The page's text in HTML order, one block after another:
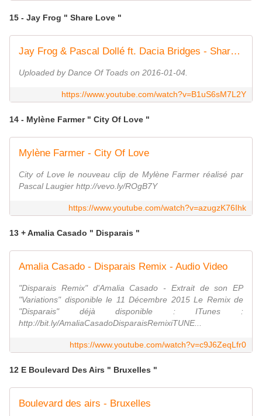
15 - Jay Frog " Share Love "
Jay Frog & Pascal Dollé ft. Dacia Bridges - Share Love
Uploaded by Dance Of Toads on 2016-01-04.
https://www.youtube.com/watch?v=B1uS6sM7L2Y
14 - Mylène Farmer " City Of Love "
Mylène Farmer - City Of Love
City of Love le nouveau clip de Mylène Farmer réalisé par
Pascal Laugier http://vevo.ly/ROgB7Y
https://www.youtube.com/watch?v=azugzK76Ihk
13 + Amalia Casado " Disparais "
Amalia Casado - Disparais Remix - Audio Video
"Disparais Remix" d'Amalia Casado - Extrait de son EP
"Variations" disponible le 11 Décembre 2015 Le Remix de
"Disparais" déjà disponible : ITunes :
http://bit.ly/AmaliaCasadoDisparaisRemixiTUNE...
https://www.youtube.com/watch?v=c9J6ZeqLfr0
12 E Boulevard Des Airs " Bruxelles "
Boulevard des airs - Bruxelles